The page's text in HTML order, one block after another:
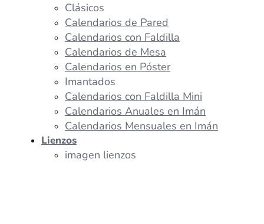
Clásicos
Calendarios de Pared
Calendarios con Faldilla
Calendarios de Mesa
Calendarios en Póster
Imantados
Calendarios con Faldilla Mini
Calendarios Anuales en Imán
Calendarios Mensuales en Imán
Lienzos
imagen lienzos